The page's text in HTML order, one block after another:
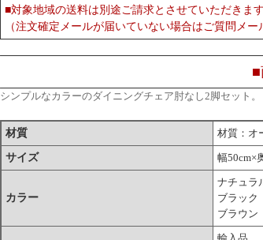
■対象地域の送料は別途ご請求とさせていただきま
（注文確定メールが届いていない場合はご質問メ
■
シンプルなカラーのダイニングチェア肘なし2脚セット。
材質 材質：オ
サイズ 幅50cm×
カラー
ナチュラ
ブラック
ブラウン